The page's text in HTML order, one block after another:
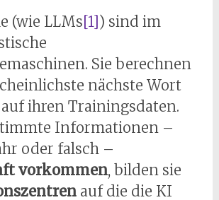
(wie LLMs[1]) sind im
Sie berechnen
nächste Wort
ihren Trainingsdaten.
Informationen –
oder falsch –
vorkommen, bilden sie
auf die die KI